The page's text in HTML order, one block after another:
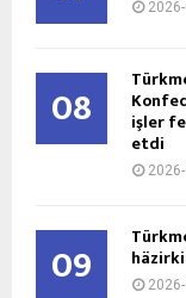
08 işler
etdi
09